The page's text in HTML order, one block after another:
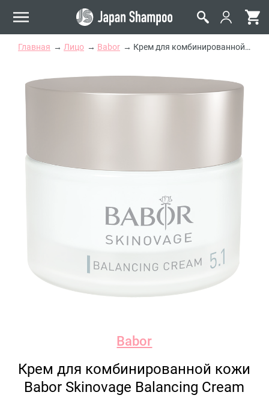
Главная Лицо Babor Крем для комбинированной кожи Babor Skinovage Balancing Cream
Babor
Крем для комбинированной кожи
Babor Skinovage Balancing Cream